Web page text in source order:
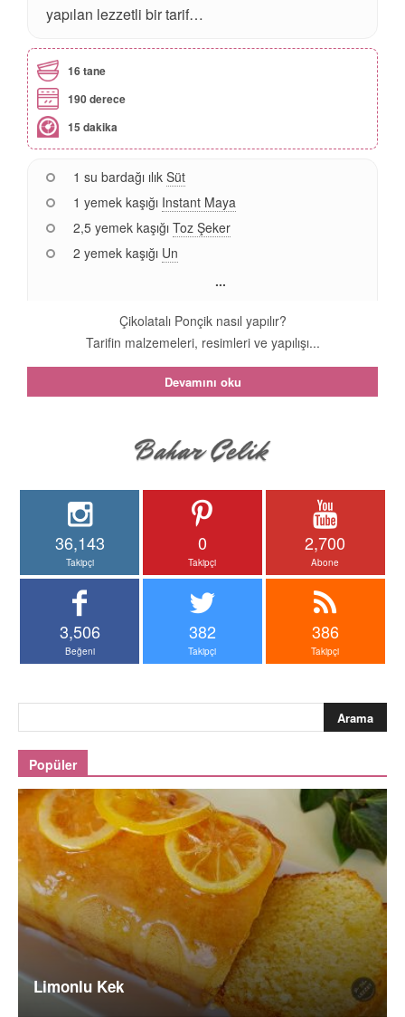
yapılan lezzetli bir tarif…
16 tane
190 derece
15 dakika
1 su bardağı ılık Süt
1 yemek kaşığı Instant Maya
2,5 yemek kaşığı Toz Şeker
2 yemek kaşığı Un
...
Çikolatalı Ponçik nasıl yapılır?
Tarifin malzemeleri, resimleri ve yapılışı...
Devamını oku
36,143
Takipçi
0
Takipçi
2,700
Abone
3,506
Beğeni
382
Takipçi
386
Takipçi
Popüler
Limonlu Kek